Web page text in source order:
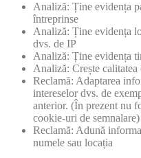
Analiză: Ține evidența
întreprinse
Analiză: Ține evidența
dvs. de IP
Analiză: Ține evidența
Analiză: Crește
Reclamă: Adaptarea
intereselor dvs. de
anterior. (În prezent nu
cookie-uri de semnalare)
Reclamă: Adună
numele sau locația